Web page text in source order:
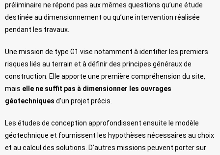
préliminaire ne répond pas aux mêmes questions qu’une étude
destinée au dimensionnement ou qu’une intervention réalisée
pendant les travaux.
Une mission de type G1 vise notamment à identifier les premiers
risques liés au terrain et à définir des principes généraux de
construction. Elle apporte une première compréhension du site,
mais elle ne suffit pas à dimensionner les ouvrages
géotechniques d’un projet précis.
Les études de conception approfondissent ensuite le modèle
géotechnique et fournissent les hypothèses nécessaires au choix
et au calcul des solutions. D’autres missions peuvent porter sur